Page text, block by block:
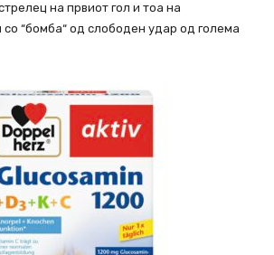
на првиот гол и тоа на
“бомба“ од слободен удар од голема